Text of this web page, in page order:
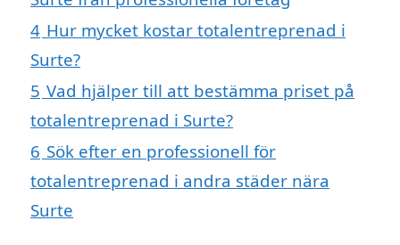
4 Hur mycket kostar totalentreprenad i
Surte?
5 Vad hjälper till att bestämma priset på
totalentreprenad i Surte?
6 Sök efter en professionell för
totalentreprenad i andra städer nära
Surte